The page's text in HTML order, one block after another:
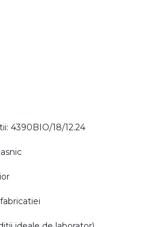
4390BIO/18/12.24